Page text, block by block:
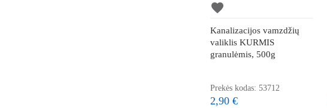
favorite
Kanalizacijos vamzdžių
valiklis KURMIS
granulėmis, 500g
Prekės kodas: 53712
2,90 €